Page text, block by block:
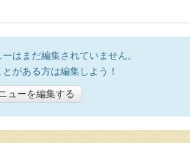
はまだ編集されていません。
がある方は編集しよう！
ューを編集する